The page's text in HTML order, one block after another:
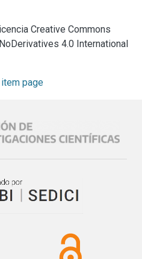
desarrollo emprendedor que
local. Para concluir,
nuevas políticas educativas
dinámico.
Creative Commons
4.0 International
page